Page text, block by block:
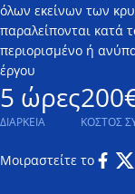
όλων εκείνων των
παραλείπονται κατά
περιορισμένο ή
έργου
5 ώρες
ΔΙΑΡΚΕΙΑ ΚΟΣΤΟΣ
Μοιραστείτε το